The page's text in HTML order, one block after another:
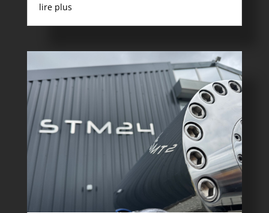
lire plus